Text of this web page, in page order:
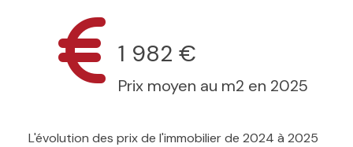
1 982 €
Prix moyen au m2 en 2025
L'évolution des prix de l'immobilier de 2024 à 2025